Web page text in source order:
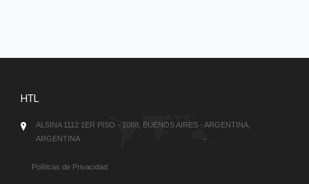
HTL
ALSINA 1112 1ER PISO - 1088, BUENOS AIRES - ARGENTINA,
ARGENTINA
Políticas de Privacidad